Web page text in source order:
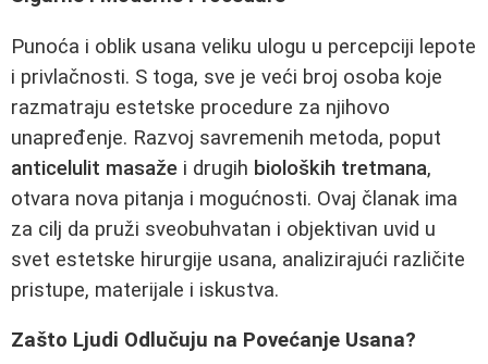
Punoća i oblik usana veliku ulogu u percepciji lepote
i privlačnosti. S toga, sve je veći broj osoba koje
razmatraju estetske procedure za njihovo
unapređenje. Razvoj savremenih metoda, poput
anticelulit masaže i drugih bioloških tretmana,
otvara nova pitanja i mogućnosti. Ovaj članak ima
za cilj da pruži sveobuhvatan i objektivan uvid u
svet estetske hirurgije usana, analizirajući različite
pristupe, materijale i iskustva.
Zašto Ljudi Odlučuju na Povećanje Usana?